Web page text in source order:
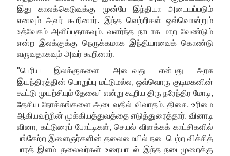
இது காலக்கெடுவுக்கு முன்பே இந்தியா அடையப்படும்
எனவும் அவர் கூறினார். இந்த வெற்றிகள் ஒவ்வொன்றும்
உத்வேகம் அளிப்பதாகவும், வளர்ந்த நாடாக மாற வேண்டும்
என்ற இலக்குக்கு நெருக்கமாக இந்தியாவைக் கொண்டு
வருவதாகவும் அவர் கூறினார்.
"பெரிய இலக்குகளை அடைவது என்பது அரசு
இயந்திரத்தின் பொறுப்பு மட்டுமல்ல, ஒவ்வொரு குடிமகனின்
கூட்டு முயற்சியும் தேவை" என்று கூறிய திரு நரேந்திர மோடி,
தேசிய நோக்கங்களை அடைவதில் விவாதம், திசை, உரிமை
ஆகியவற்றின் முக்கியத்துவத்தை எடுத்துரைத்தார். வினாடி
வினா, கட்டுரைப் போட்டிகள், செயல் விளக்கக் காட்சிகளில்
பங்கேற்ற இளைஞர்களின் தலைமையில் நடைபெற்ற விக்சித்
பாரத் இளம் தலைவர்கள் உரையாடல் இந்த நடைமுறைக்கு